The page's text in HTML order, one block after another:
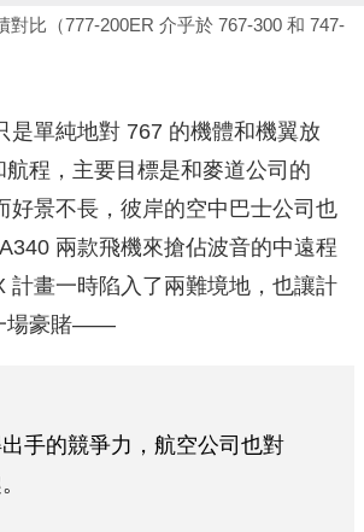
對比（777-200ER 介乎於 767-300 和 747-
是單純地對 767 的機體和機翼放
程，主要目標是和麥道公司的
好景不長，彼岸的空中巴士公司也
兩款飛機來搶佔波音的中遠程
計畫一時陷入了兩難境地，也讓計
場豪賭——
手的競爭力，航空公司也對